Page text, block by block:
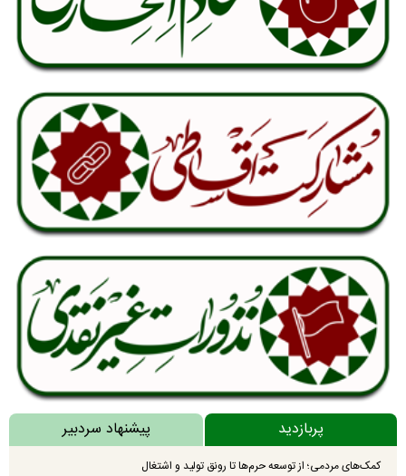
پربازدید پیشنهاد سردبیر
کمک‌های مردمی؛ از توسعه حرم‌ها تا رونق تولید و اشتغال